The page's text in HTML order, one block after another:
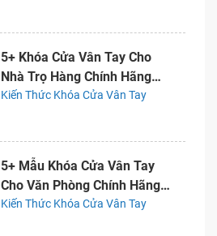
5+ Khóa Cửa Vân Tay Cho
Nhà Trọ Hàng Chính Hãng
Giá Rẻ
Kiến Thức Khóa Cửa Vân Tay
5+ Mẫu Khóa Cửa Vân Tay
Cho Văn Phòng Chính Hãng
Giá Rẻ
Kiến Thức Khóa Cửa Vân Tay